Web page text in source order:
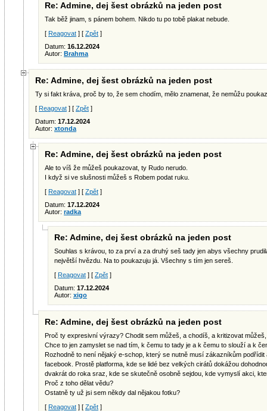
Re: Admine, dej šest obrázků na jeden post
Tak běž jinam, s pánem bohem. Nikdo tu po tobě plakat nebude.
[ Reagovat ] [ Zpět ]
Datum: 16.12.2024
Autor: Brahma
Re: Admine, dej šest obrázků na jeden post
Ty si fakt kráva, proč by to, že sem chodím, mělo znamenat, že nemůžu
[ Reagovat ] [ Zpět ]
Datum: 17.12.2024
Autor: xtonda
Re: Admine, dej šest obrázků na jeden post
Ale to víš že můžeš poukazovat, ty Rudo nerudo.
I když si ve slušnosti můžeš s Robem podat ruku.
[ Reagovat ] [ Zpět ]
Datum: 17.12.2024
Autor: radka
Re: Admine, dej šest obrázků na jeden post
Souhlas s krávou, to za prví a za druhý seš tady jen abys všechny
největší hvězdu. Na to poukazuju já. Všechny s tím jen sereš.
[ Reagovat ] [ Zpět ]
Datum: 17.12.2024
Autor: xigo
Re: Admine, dej šest obrázků na jeden post
Proč ty expresivní výrazy? Chodit sem můžeš, a chodíš, a kritizovat
Chce to jen zamyslet se nad tím, k čemu to tady je a k čemu to slouží a k
Rozhodně to není nějaký e-schop, který se nutně musí zákazníkům podřídit
facebook. Prostě platforma, kde se lidé bez velkých cirátů dokážou
dvakrát do roka sraz, kde se skutečně osobně sejdou, kde vymyslí akci,
Proč z toho dělat vědu?
Ostatně ty už jsi sem někdy dal nějakou fotku?
[ Reagovat ] [ Zpět ]